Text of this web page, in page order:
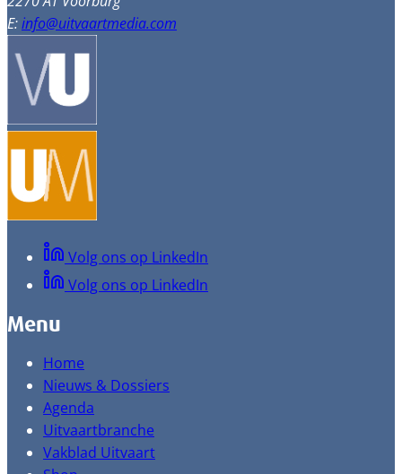
E:info@uitvaartmedia.com
Volg ons op LinkedIn
Volg ons op LinkedIn
Menu
Home
Nieuws & Dossiers
Agenda
Uitvaartbranche
Vakblad Uitvaart